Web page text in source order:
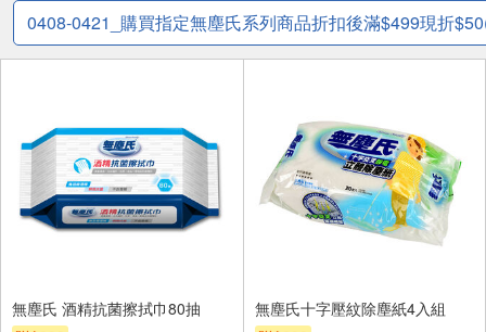
0408-0421_購買指定無塵氏系列商品折扣後滿$499現折
無塵氏 酒精抗菌擦拭巾80抽
無塵氏十字壓紋除塵紙4入組